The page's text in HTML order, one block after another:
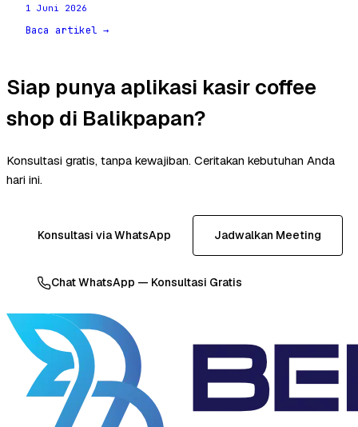
1 Juni 2026
Baca artikel →
Siap punya aplikasi kasir coffee
shop di Balikpapan?
Konsultasi gratis, tanpa kewajiban. Ceritakan kebutuhan Anda
hari ini.
Konsultasi via WhatsApp Jadwalkan Meeting
Chat WhatsApp — Konsultasi Gratis